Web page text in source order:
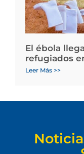
El ébola
refugiados
Leer Más >>